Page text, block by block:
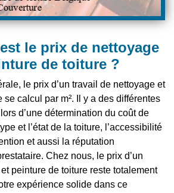
le prix de nettoyage
de toiture ?
le prix d’un travail de nettoyage et
se calcul par m². Il y a des différentes
d’une détermination du coût de
et l’état de la toiture, l’accessibilité
et aussi la réputation
Chez nous, le prix d’un
peinture de toiture reste totalement
expérience solide dans ce